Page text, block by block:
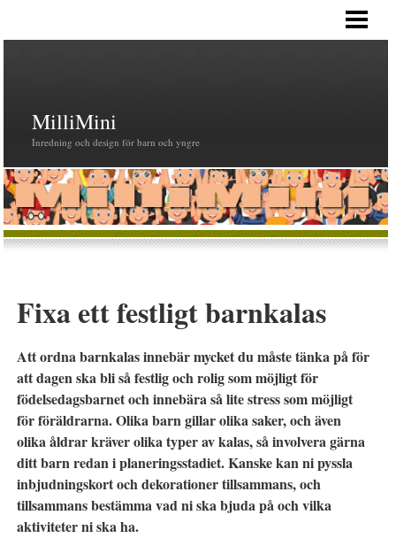
MilliMini
Inredning och design för barn och yngre
Fixa ett festligt barnkalas
Att ordna barnkalas innebär mycket du måste tänka på för
att dagen ska bli så festlig och rolig som möjligt för
födelsedagsbarnet och innebära så lite stress som möjligt
för föräldrarna. Olika barn gillar olika saker, och även
olika åldrar kräver olika typer av kalas, så involvera gärna
ditt barn redan i planeringsstadiet. Kanske kan ni pyssla
inbjudningskort och dekorationer tillsammans, och
tillsammans bestämma vad ni ska bjuda på och vilka
aktiviteter ni ska ha.